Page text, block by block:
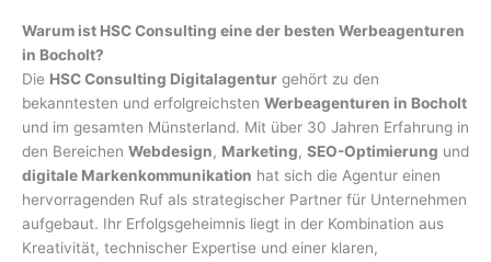
Warum ist HSC Consulting eine der besten Werbeagenturen
in Bocholt?
Die HSC Consulting Digitalagentur gehört zu den
bekanntesten und erfolgreichsten Werbeagenturen in Bocholt
und im gesamten Münsterland. Mit über 30 Jahren Erfahrung in
den Bereichen Webdesign, Marketing, SEO-Optimierung und
digitale Markenkommunikation hat sich die Agentur einen
hervorragenden Ruf als strategischer Partner für Unternehmen
aufgebaut. Ihr Erfolgsgeheimnis liegt in der Kombination aus
Kreativität, technischer Expertise und einer klaren,